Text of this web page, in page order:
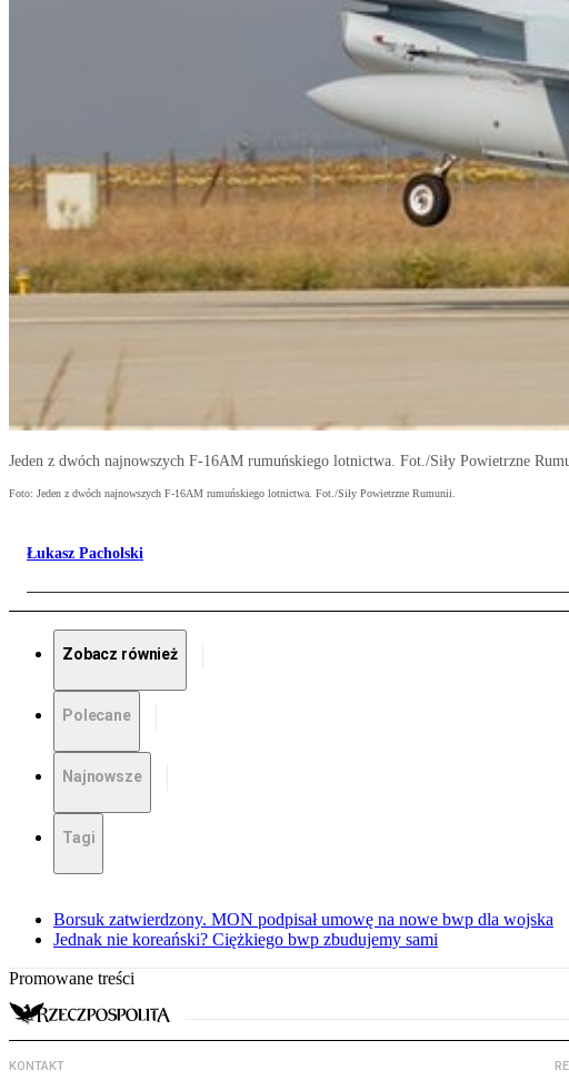
Jeden z dwóch najnowszych F-16AM rumuńskiego lotnictwa. Fot./Siły Powietrzne
Foto: Jeden z dwóch najnowszych F-16AM rumuńskiego lotnictwa. Fot./Siły Powietrzne Rumunii.
Łukasz Pacholski
Zobacz również
Polecane
Najnowsze
Tagi
Borsuk zatwierdzony. MON podpisał umowę na nowe bwp dla wojska
Jednak nie koreański? Ciężkiego bwp zbudujemy sami
Promowane treści
KONTAKT